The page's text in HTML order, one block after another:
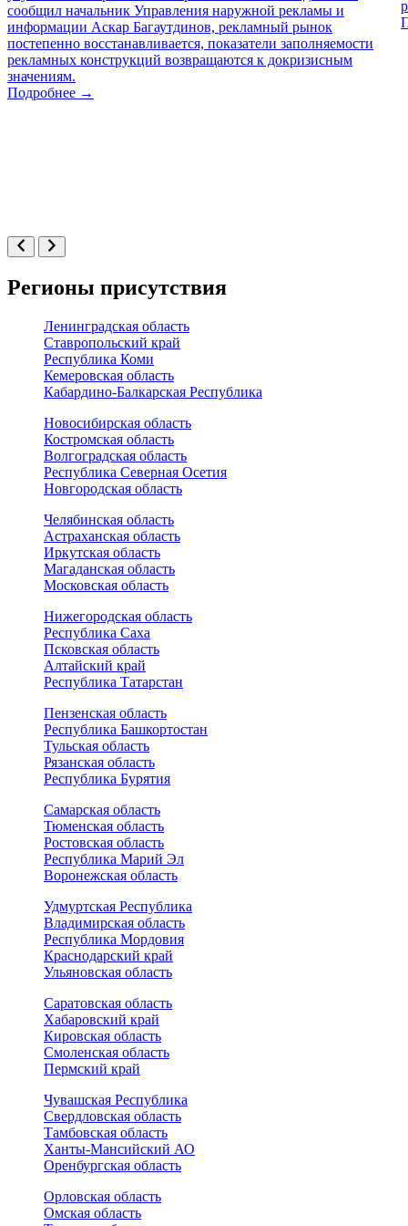
сообщил начальник Управления наружной рекламы и
информации Аскар Багаутдинов, рекламный рынок
постепенно восстанавливается, показатели заполняемости
рекламных конструкций возвращаются к докризисным
значениям.
Подробнее →
Регионы присутствия
Ленинградская область
Ставропольский край
Республика Коми
Кемеровская область
Кабардино-Балкарская Республика
Новосибирская область
Костромская область
Волгоградская область
Республика Северная Осетия
Новгородская область
Челябинская область
Астраханская область
Иркутская область
Магаданская область
Московская область
Нижегородская область
Республика Саха
Псковская область
Алтайский край
Республика Татарстан
Пензенская область
Республика Башкортостан
Тульская область
Рязанская область
Республика Бурятия
Самарская область
Тюменская область
Ростовская область
Республика Марий Эл
Воронежская область
Удмуртская Республика
Владимирская область
Республика Мордовия
Краснодарский край
Ульяновская область
Саратовская область
Хабаровский край
Кировская область
Смоленская область
Пермский край
Чувашская Республика
Свердловская область
Тамбовская область
Ханты-Мансийский АО
Оренбургская область
Орловская область
Омская область